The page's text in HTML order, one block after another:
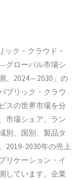
ック・クラウド・
グローバル市場シ
、2024～2030」の
ブリック・クラウ
スの世界市場を分
市場シェア、ラン
別、国別、製品タ
2019-2030年の売上
リケーション・イ
しています。企業